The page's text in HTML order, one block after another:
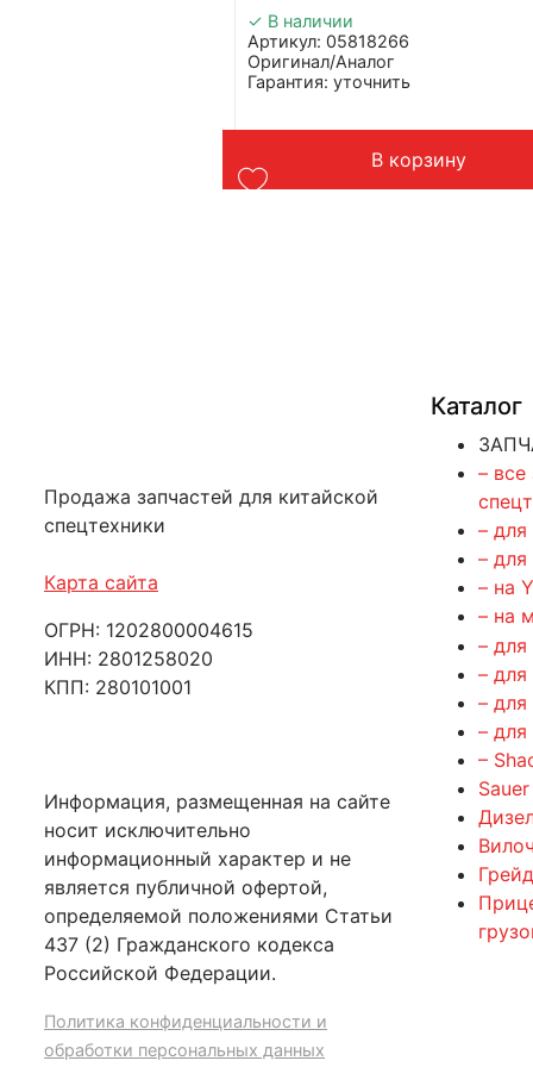
✓ В наличии
Артикул: 05818266
Оригинал/Аналог
Гарантия: уточнить
Вес: 9 кг
В корзину
Продажа запчастей для китайской
спецтехники
Карта сайта
ОГРН: 1202800004615
ИНН: 2801258020
КПП: 280101001
Информация, размещенная на сайте
носит исключительно
информационный характер и не
является публичной офертой,
определяемой положениями Статьи
437 (2) Гражданского кодекса
Российской Федерации.
Политика конфиденциальности и
обработки персональных данных
Каталог
– все
– для
–
– на
– на
–
–
– для
–
–